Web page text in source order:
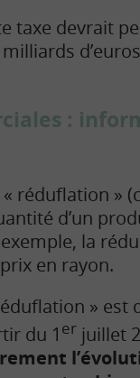
taxe devrait
:
« réduflation
d’un
exemple, la
en rayon.
»
du 1 er juillet